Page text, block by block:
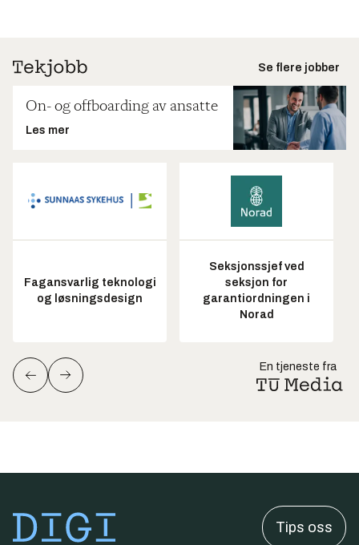
Se flere jobber
On- og offboarding av ansatte
Les mer
Fagansvarlig teknologi
og løsningsdesign
Seksjonssjef ved
seksjon for
garantiordningen i
Norad
En tjeneste fra
Tips oss